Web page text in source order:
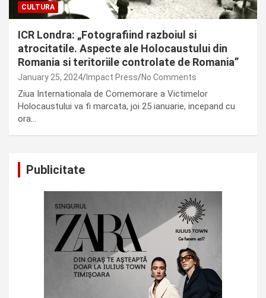
CULTURA
ICR Londra: „Fotografiind razboiul si
atrocitatile. Aspecte ale Holocaustului din
Romania si teritoriile controlate de Romania”
January 25, 2024 Impact Press No Comments
Ziua Internationala de Comemorare a Victimelor
Holocaustului va fi marcata, joi 25 ianuarie, incepand cu
ora…
Publicitate